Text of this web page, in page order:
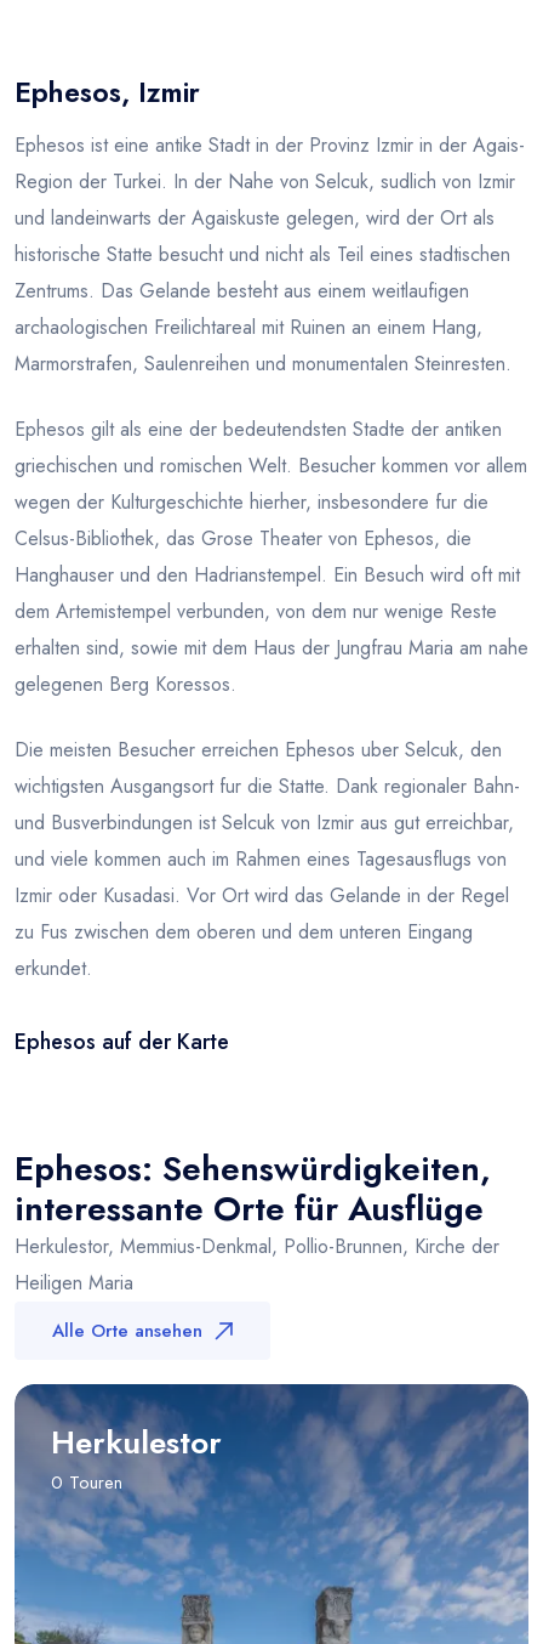
Ephesos, Izmir
Ephesos ist eine antike Stadt in der Provinz Izmir in der Agais-
Region der Turkei. In der Nahe von Selcuk, sudlich von Izmir
und landeinwarts der Agaiskuste gelegen, wird der Ort als
historische Statte besucht und nicht als Teil eines stadtischen
Zentrums. Das Gelande besteht aus einem weitlaufigen
archaologischen Freilichtareal mit Ruinen an einem Hang,
Marmorstrafen, Saulenreihen und monumentalen Steinresten.
Ephesos gilt als eine der bedeutendsten Stadte der antiken
griechischen und romischen Welt. Besucher kommen vor allem
wegen der Kulturgeschichte hierher, insbesondere fur die
Celsus-Bibliothek, das Grose Theater von Ephesos, die
Hanghauser und den Hadrianstempel. Ein Besuch wird oft mit
dem Artemistempel verbunden, von dem nur wenige Reste
erhalten sind, sowie mit dem Haus der Jungfrau Maria am nahe
gelegenen Berg Koressos.
Die meisten Besucher erreichen Ephesos uber Selcuk, den
wichtigsten Ausgangsort fur die Statte. Dank regionaler Bahn-
und Busverbindungen ist Selcuk von Izmir aus gut erreichbar,
und viele kommen auch im Rahmen eines Tagesausflugs von
Izmir oder Kusadasi. Vor Ort wird das Gelande in der Regel
zu Fus zwischen dem oberen und dem unteren Eingang
erkundet.
Ephesos auf der Karte
Ephesos: Sehenswürdigkeiten,
interessante Orte für Ausflüge
Herkulestor, Memmius-Denkmal, Pollio-Brunnen, Kirche der
Heiligen Maria
Alle Orte ansehen
Herkulestor
0 Touren